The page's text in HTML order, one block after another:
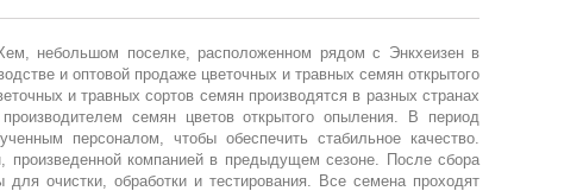
небольшом поселке, расположенном рядом с Энкхеизен в
и оптовой продаже цветочных и травных семян открытого
и травных сортов семян производятся в разных странах
семян цветов открытого опыления. В период
персоналом, чтобы обеспечить стабильное качество.
компанией в предыдущем сезоне. После сбора
очистки, обработки и тестирования. Все семена проходят